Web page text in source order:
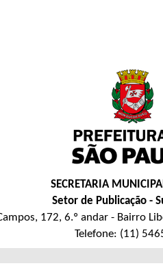
SECRETARIA
Setor de Publicação -
172, 6.º andar - Bairro
Telefone: (11)